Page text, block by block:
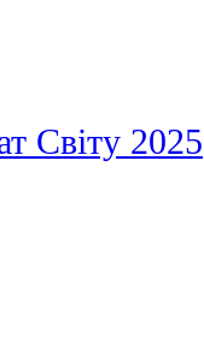
Світу 2025